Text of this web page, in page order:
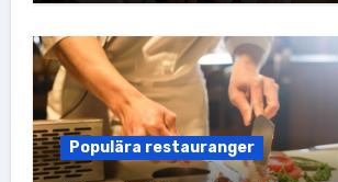
Populära restauranger